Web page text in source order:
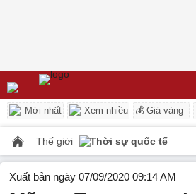
Mới nhất Xem nhiều 💰 Giá vàng
Thế giới Thời sự quốc tế
Xuất bản ngày 07/09/2020 09:14 AM